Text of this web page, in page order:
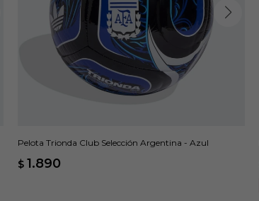
Pelota Trionda Club Selección Argentina - Azul
$ 1.890